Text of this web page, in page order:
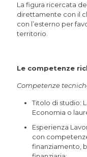
La figura ricercata
direttamente con il
con l’esterno per
territorio.
Le competenze
Competenze
Titolo di studio:
Economia o
Esperienza
con
finanziamento,